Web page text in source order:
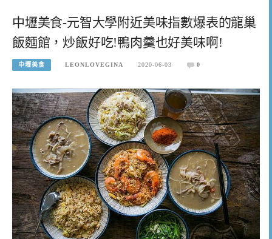
中壢美食-元智大學附近美味指數爆表的龍巢
飯麵館，炒飯好吃!鴨肉羹也好美味啊!
中壢美食 LEONLOVEGINA 2020-06-03 0